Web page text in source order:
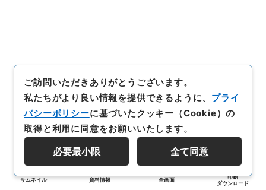
サムネイル 資料情報 全画面
印刷
ダウンロード
ご訪問いただきありがとうございます。
私たちがより良い情報を提供できるように、 プライ
バシーポリシーに基づいたクッキー（Cookie）の
取得と利用に同意をお願いいたします。
必要最小限 全て同意